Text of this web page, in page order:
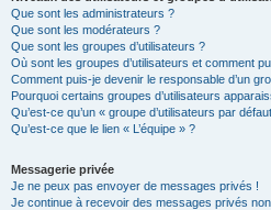
Que sont les administrateurs ?
Que sont les modérateurs ?
Que sont les groupes d’utilisateurs ?
Où sont les groupes d’utilisateurs et comment
Comment puis-je devenir le responsable d’un
Pourquoi certains groupes d’utilisateurs
Qu’est-ce qu’un « groupe d’utilisateurs par
Qu’est-ce que le lien « L’équipe » ?
Messagerie privée
Je ne peux pas envoyer de messages privés !
Je continue à recevoir des messages privés